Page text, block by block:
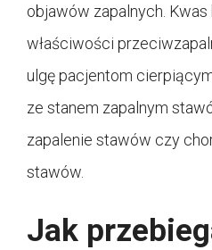
objawów zapalnych.
właściwości
ulgę pacjentom
ze stanem zapalnym
zapalenie stawów czy
stawów.
Jak